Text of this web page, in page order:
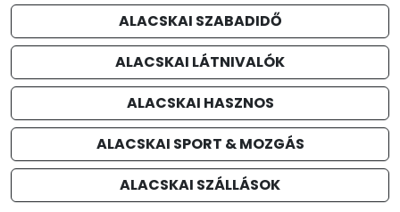
ALACSKAI SZABADIDŐ
ALACSKAI LÁTNIVALÓK
ALACSKAI HASZNOS
ALACSKAI SPORT & MOZGÁS
ALACSKAI SZÁLLÁSOK